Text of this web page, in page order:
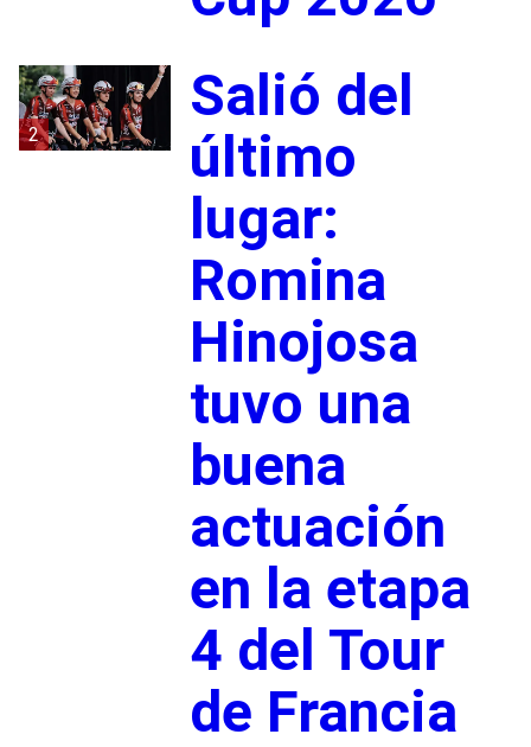
2
Salió del
último
lugar:
Romina
Hinojosa
tuvo una
buena
actuación
en la etapa
4 del Tour
de Francia